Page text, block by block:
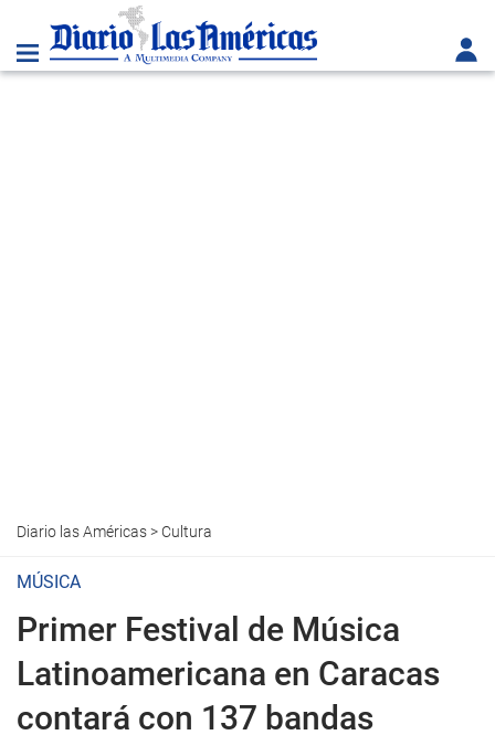
Diario las Américas> Cultura
MÚSICA
Primer Festival de Música
Latinoamericana en Caracas
contará con 137 bandas